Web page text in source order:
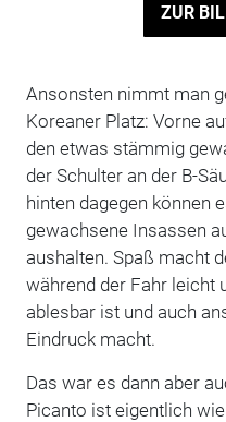
ZUR
Ansonsten nimmt man
Koreaner Platz: Vorne
den etwas stämmig
der Schulter an der B-
hinten dagegen können
gewachsene Insassen
aushalten. Spaß macht
während der Fahr leicht
ablesbar ist und auch
Eindruck macht.
Das war es dann aber
Picanto ist eigentlich